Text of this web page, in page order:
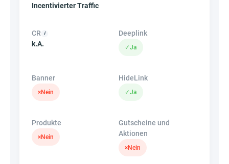
Incentivierter Traffic
CR
k.A.
Deeplink
✓Ja
Banner
×Nein
HideLink
✓Ja
Produkte
×Nein
Gutscheine und
Aktionen
×Nein